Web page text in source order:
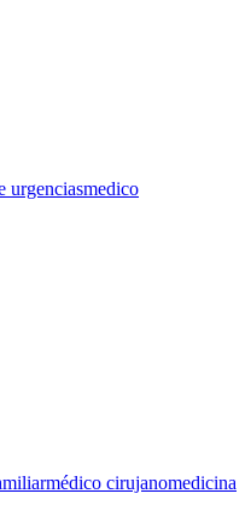
urgenciasmedico
médico cirujanomedicina